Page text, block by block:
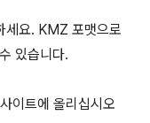
세요. KMZ 포맷으로
있습니다.
이트에 올리십시오